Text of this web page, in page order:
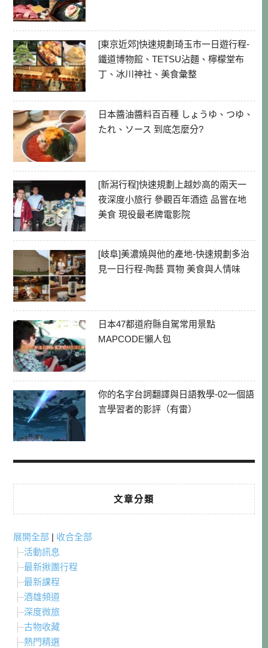
[東京近郊]快速規劃琦玉市一日遊行程-
鐵道博物館、TETSU沾麵、檸檬堂布
丁、冰川神社、美食彙整
日本醬油醬料百百種 しょうゆ、つゆ、
たれ、ソース 到底怎麼分?
[新潟行程]快速規劃上越妙高的兩天一
夜深度小旅行 參觀百年酒造 品嘗在地
美食 現役最老牌電影院
[岐阜]美濃燒與他的產地-快速規劃多治
見一日行程-陶藝 買物 美食與人情味
日本47都道府縣自駕常用景點
MAPCODE懶人包
你的名字台詞翻譯與日語教學-02一個語
言學習者的影評（有雷）
文章分類
展開全部 | 收合全部
活動訊息
最新揪團行程
最新課程
酒雄頻道
深度微旅
古物收藏
熱門精選